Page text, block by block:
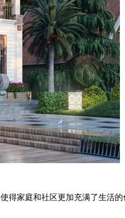
家庭和社区更加充满了生活的